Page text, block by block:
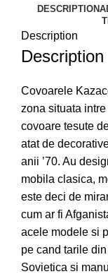
DESCRIPTION
Description
Description
Covoarele
zona situata
covoare tesute
atat de
anii ’70. Au
mobila clasica,
este deci de
cum ar fi
acele modele si
pe cand tarile
Sovietica si